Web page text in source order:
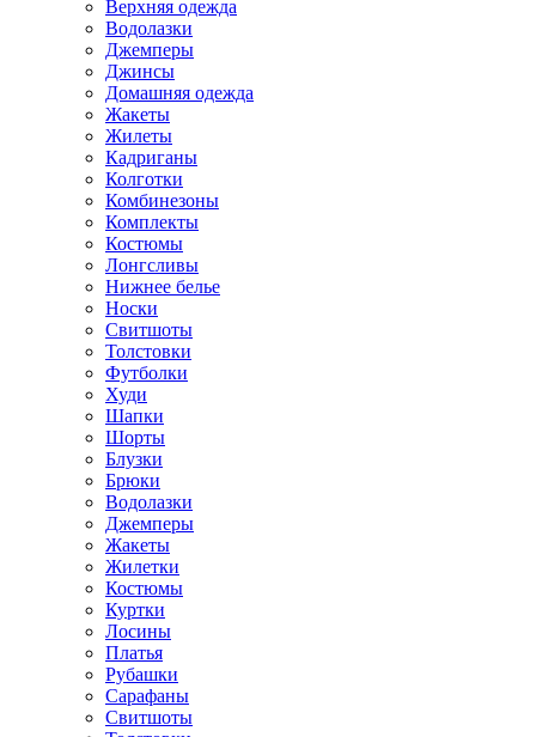
Верхняя одежда
Водолазки
Джемперы
Джинсы
Домашняя одежда
Жакеты
Жилеты
Кадриганы
Колготки
Комбинезоны
Комплекты
Костюмы
Лонгсливы
Нижнее белье
Носки
Свитшоты
Толстовки
Футболки
Худи
Шапки
Шорты
Блузки
Брюки
Водолазки
Джемперы
Жакеты
Жилетки
Костюмы
Куртки
Лосины
Платья
Рубашки
Сарафаны
Свитшоты